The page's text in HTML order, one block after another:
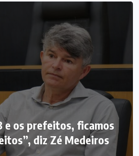
e os prefeitos, ficamos
diz Zé Medeiros